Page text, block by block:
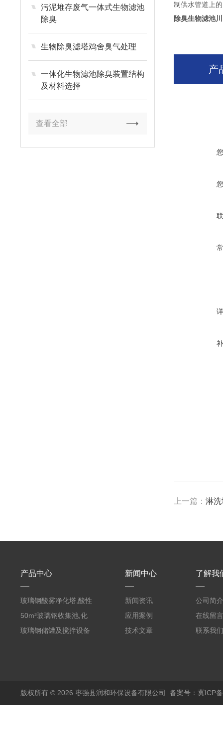
污泥堆存废气一体式生物滤池
除臭
生物除臭滤塔鸡舍臭气处理
一体化生物滤池除臭装置结构
及材料选择
查看全部
制供水管道上
除臭生物滤池
产
上一篇：淋
产品中心
玻璃钢酸雾净化塔,酸性
废气洗涤塔处理工艺
50m³玻璃钢收集池,化
粪罐
玻璃钢储罐及搅拌设备
新闻中心
新闻资讯
应用案例
技术文章
了解我
公司简介
在线留言
联系我们
版权所有 © 2026 枣强县润和环保设备有限公司 备案号：冀ICP